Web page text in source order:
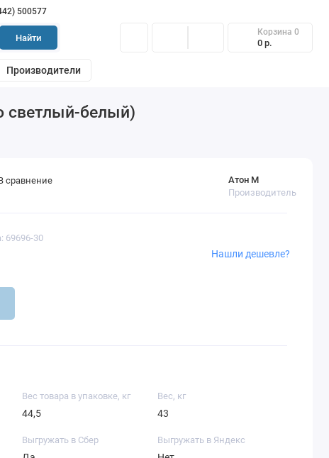
500577
Найти
Корзина 0
0 р.
Производители
светлый-белый)
69696-30
Атон М
Производитель
Нашли дешевле?
сравнение
Вес товара в упаковке, кг
44,5
Вес, кг
43
Выгружать в Сбер Выгружать в Яндекс